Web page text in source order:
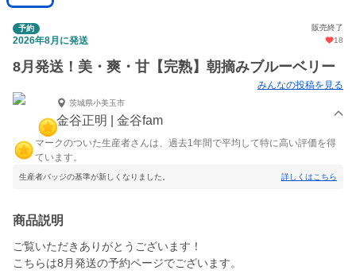
予約 販売終了
2026年8月に発送 18
8月発送！美・爽・甘【完熟】朝摘みブルーベリー
みんなの投稿を見る
茨城県小美玉市
金谷正明 | 金谷fam
マークのついた生産者さんは、過去1年間で平均して特に高い評価を得
ています。
生産者バッジの基準が新しくなりました。 詳しくはこちら
商品説明
ご覧いただきありがとうございます！
こちらは8月発送の予約ページでございます。